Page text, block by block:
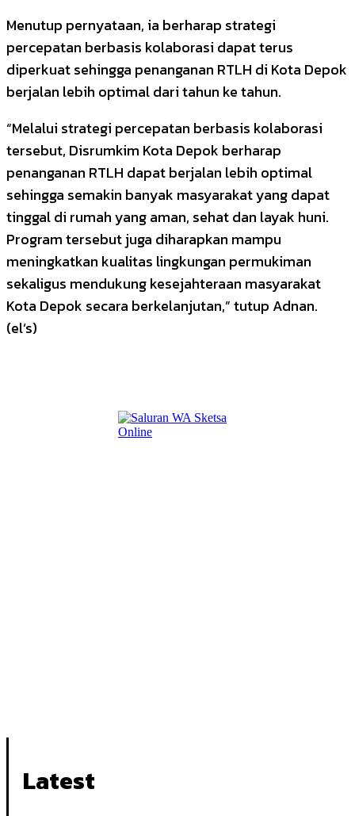
Menutup pernyataan, ia berharap strategi
percepatan berbasis kolaborasi dapat terus
diperkuat sehingga penanganan RTLH di Kota Depok
berjalan lebih optimal dari tahun ke tahun.
“Melalui strategi percepatan berbasis kolaborasi
tersebut, Disrumkim Kota Depok berharap
penanganan RTLH dapat berjalan lebih optimal
sehingga semakin banyak masyarakat yang dapat
tinggal di rumah yang aman, sehat dan layak huni.
Program tersebut juga diharapkan mampu
meningkatkan kualitas lingkungan permukiman
sekaligus mendukung kesejahteraan masyarakat
Kota Depok secara berkelanjutan,” tutup Adnan.
(el’s)
Latest